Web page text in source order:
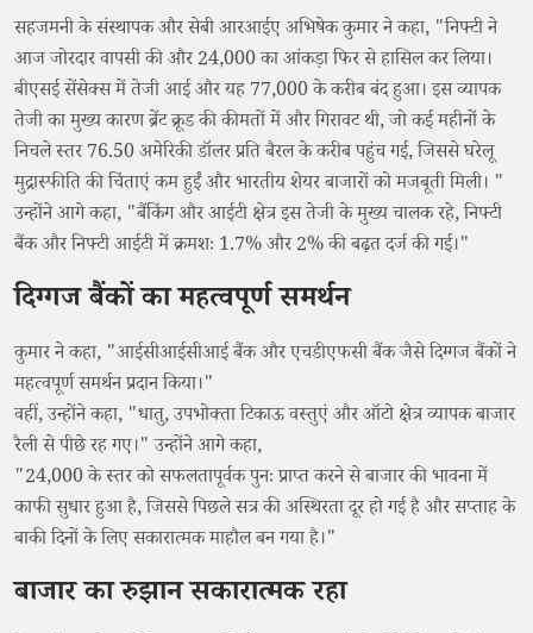
सहजमनी के संस्थापक और सेबी आरआईए अभिषेक कुमार ने कहा, "निफ्टी ने
आज जोरदार वापसी की और 24,000 का आंकड़ा फिर से हासिल कर लिया।
बीएसई सेंसेक्स में तेजी आई और यह 77,000 के करीब बंद हुआ। इस व्यापक
तेजी का मुख्य कारण ब्रेंट क्रूड की कीमतों में और गिरावट थी, जो कई महीनों के
निचले स्तर 76.50 अमेरिकी डॉलर प्रति बैरल के करीब पहुंच गई, जिससे घरेलू
मुद्रास्फीति की चिंताएं कम हुईं और भारतीय शेयर बाजारों को मजबूती मिली। "
उन्होंने आगे कहा, "बैंकिंग और आईटी क्षेत्र इस तेजी के मुख्य चालक रहे, निफ्टी
बैंक और निफ्टी आईटी में क्रमशः 1.7% और 2% की बढ़त दर्ज की गई।"
दिग्गज बैंकों का महत्वपूर्ण समर्थन
कुमार ने कहा, "आईसीआईसीआई बैंक और एचडीएफसी बैंक जैसे दिग्गज बैंकों ने
महत्वपूर्ण समर्थन प्रदान किया।"
वहीं, उन्होंने कहा, "धातु, उपभोक्ता टिकाऊ वस्तुएं और ऑटो क्षेत्र व्यापक बाजार
रैली से पीछे रह गए।" उन्होंने आगे कहा,
"24,000 के स्तर को सफलतापूर्वक पुनः प्राप्त करने से बाजार की भावना में
काफी सुधार हुआ है, जिससे पिछले सत्र की अस्थिरता दूर हो गई है और सप्ताह के
बाकी दिनों के लिए सकारात्मक माहौल बन गया है।"
बाजार का रुझान सकारात्मक रहा